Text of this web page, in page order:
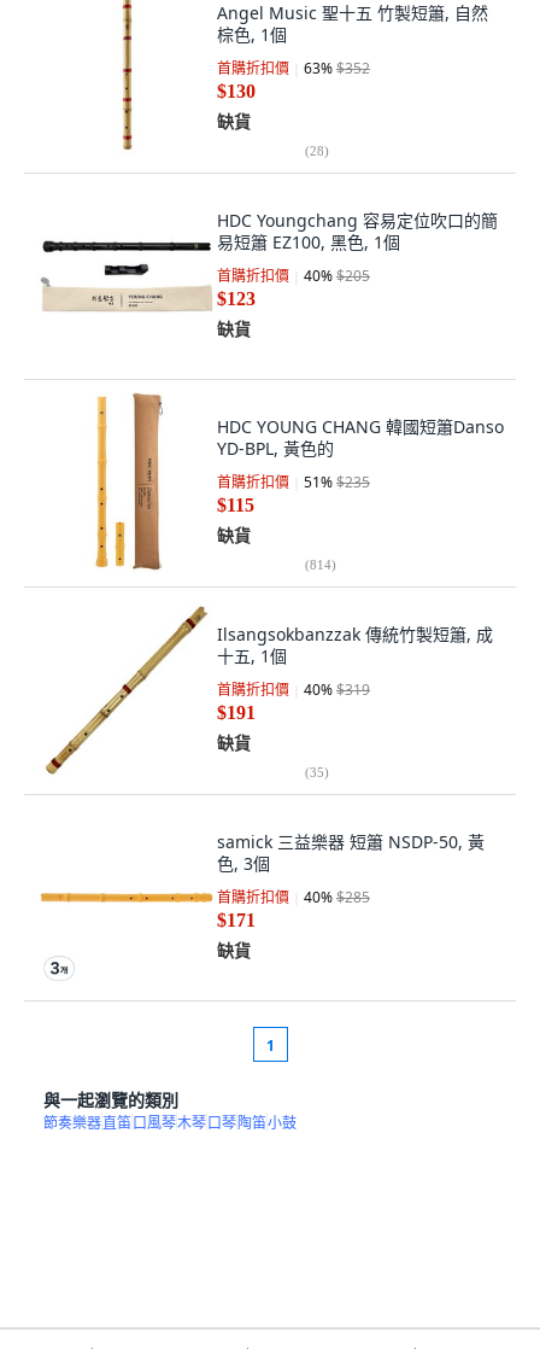
Angel Music 聖十五 竹製短簫, 自然
棕色, 1個
首購折扣價 63%$352
$130
缺貨
(28)
HDC Youngchang 容易定位吹口的簡
易短簫 EZ100, 黑色, 1個
首購折扣價 40%$205
$123
缺貨
HDC YOUNG CHANG 韓國短簫Danso
YD-BPL, 黃色的
首購折扣價 51%$235
$115
缺貨
(814)
Ilsangsokbanzzak 傳統竹製短簫, 成
十五, 1個
首購折扣價 40%$319
$191
缺貨
(35)
samick 三益樂器 短簫 NSDP-50, 黃
色, 3個
首購折扣價 40%$285
$171
缺貨
1
與一起瀏覽的類別
節奏樂器直笛口風琴木琴口琴陶笛小鼓